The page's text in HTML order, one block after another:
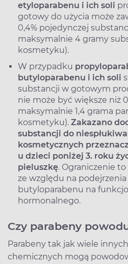
etyloparabenu i ich soli
gotowy do użycia może
0,4% pojedynczej
maksymalnie 4 gramy
kosmetyku).
W przypadku
butyloparabenu i ich soli
substancji w gotowym
nie może być większe niż
maksymalnie 1,4 grama
kosmetyku). Zakazano
substancji do
kosmetycznych
u dzieci poniżej 3. roku
pieluszkę. Ograniczenie
ze względu na
butyloparabenu na
hormonalnego.
Czy parabeny
Parabeny tak jak wiele
chemicznych mogą